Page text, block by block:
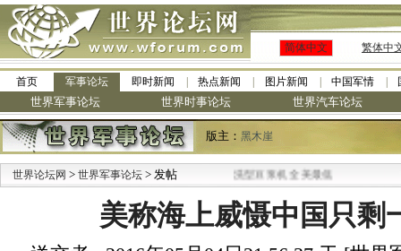
简体中文 繁体中
首页 军事论坛 即时新闻 热点新闻 图片新闻 中国军情
世界军事论坛 世界时事论坛 世界汽车论坛
版主： 黑木崖
世界论坛网 > 世界军事论坛 > 发帖
·九阳全新免清洗型豆浆机 全美最低
美称海上威慑中国只剩